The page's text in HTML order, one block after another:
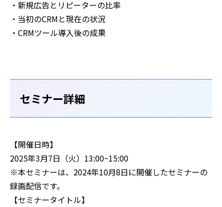
・新規広告とリピーターの比率
・当初のCRMと現在の状況
・CRMツール導入後の成果
セミナー詳細
【開催日時】
2025年3月7日（火）13:00~15:00
※本セミナーは、2024年10月8日に開催したセミナーの
録画配信です。
【セミナータイトル】